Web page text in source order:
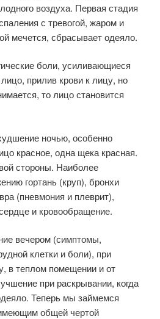
воздуха. Первая стадия
с тревогой, жаром и
мечется, сбрасывает одеяло.
боли, усиливающиеся
прилив крови к лицу, но
то лицо становится
ночью, особенно
красное, одна щека красная.
стороны. Наиболее
гортань (круп), бронхи
(пневмония и плеврит),
и кровообращение.
вечером (симптомы,
клетки и боли), при
в теплом помещении и от
при раскрывании, когда
Теперь мы займемся
общей чертой